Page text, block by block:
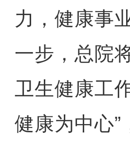
力，健康事
一步，总院
卫生健康工
健康为中心
新